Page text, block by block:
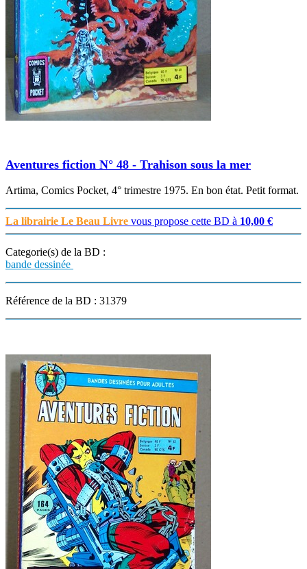
Aventures fiction N° 48 - Trahison sous la mer
Artima, Comics Pocket, 4° trimestre 1975. En bon état. Petit format.
La librairie Le Beau Livre vous propose cette BD à 10,00 €
Categorie(s) de la BD :
bande dessinée
Référence de la BD : 31379